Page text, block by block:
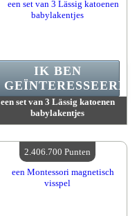
een set van 3 Lässig katoenen
babylakentjes
Beschikbare hoeveelheid :4
IK BEN
GEÏNTERESSEERD.
2.406.700 Punten